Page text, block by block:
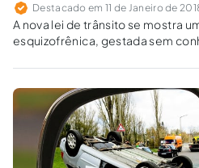
Destacado em 11 de Janeiro de
A nova lei de trânsito se mostra
esquizofrênica, gestada sem